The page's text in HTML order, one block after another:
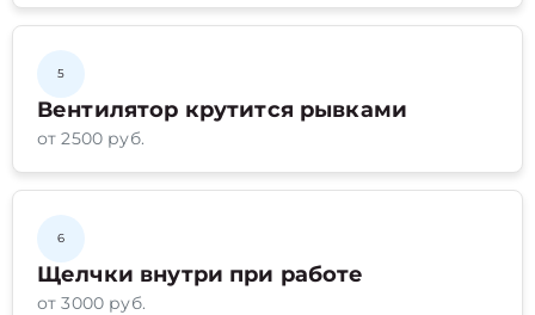
5
Вентилятор крутится рывками
от 2500 руб.
6
Щелчки внутри при работе
от 3000 руб.